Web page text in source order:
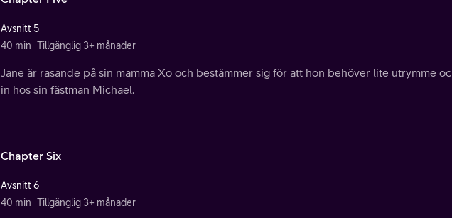
Avsnitt 5
40 min Tillgänglig 3+ månader
Jane är rasande på sin mamma Xo och bestämmer sig för att hon behöver lite utrymme
in hos sin fästman Michael.
Chapter Six
Avsnitt 6
40 min Tillgänglig 3+ månader